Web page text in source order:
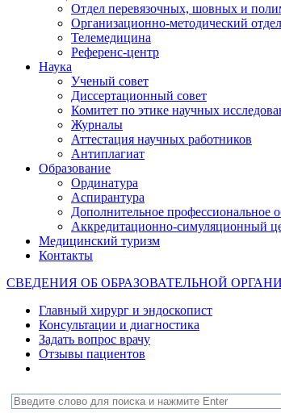
Отдел перевязочных, шовных и
Организационно-методический отдел
Телемедицина
Референс-центр
Наука
Ученый совет
Диссертационный совет
Комитет по этике научных
Журналы
Аттестация научных работников
Антиплагиат
Образование
Ординатура
Аспирантура
Дополнительное профессиональное
Аккредитационно-симуляционный
Медицинский туризм
Контакты
СВЕДЕНИЯ ОБ ОБРАЗОВАТЕЛЬНОЙ
Главный хирург и эндоскопист
Консультации и диагностика
Задать вопрос врачу
Отзывы пациентов